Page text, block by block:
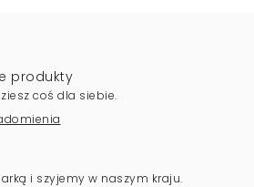
produkty
coś dla siebie.
i szyjemy w naszym kraju.